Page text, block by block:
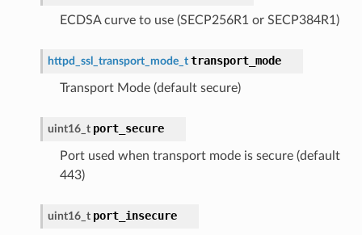
ECDSA curve to use (SECP256R1 or SECP384R1)
httpd_ssl_transport_mode_t transport_mode
Transport Mode (default secure)
uint16_t port_secure
Port used when transport mode is secure (default
443)
uint16_t port_insecure